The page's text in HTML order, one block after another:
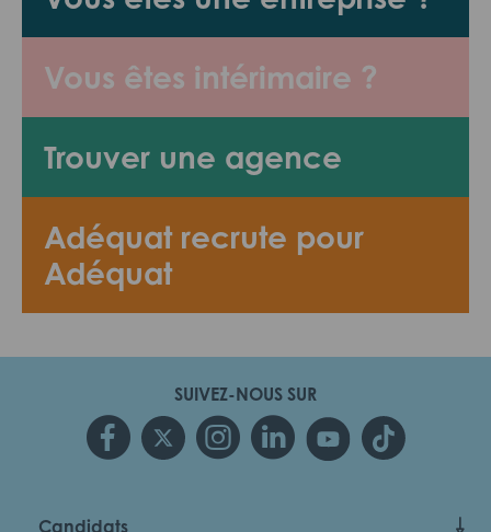
Vous êtes intérimaire ?
Trouver une agence
Adéquat recrute pour
Adéquat
SUIVEZ-NOUS SUR
Candidats